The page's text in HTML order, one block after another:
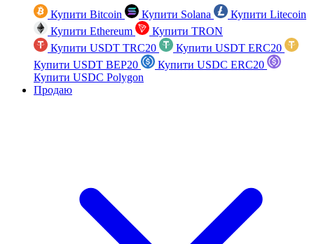
Купити Bitcoin Купити Solana
Купити Litecoin
Купити Ethereum
Купити TRON
Купити USDT TRC20
Купити USDT ERC20
Купити USDT BEP20
Купити USDC ERC20
Купити USDC Polygon
Продаю